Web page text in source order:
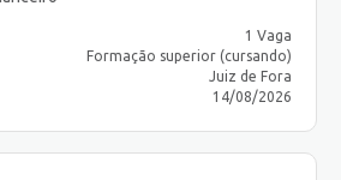
1 Vaga
Formação superior (cursando)
Juiz de Fora
14/08/2026